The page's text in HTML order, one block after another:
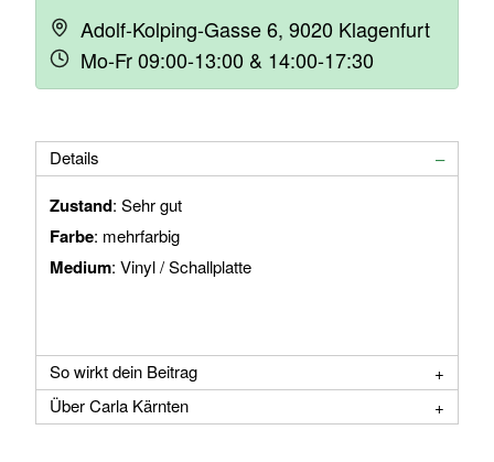
Adolf-Kolping-Gasse 6, 9020 Klagenfurt
Mo-Fr 09:00-13:00 & 14:00-17:30
Details
Zustand: Sehr gut
Farbe: mehrfarbig
Medium: Vinyl / Schallplatte
So wirkt dein Beitrag
Über Carla Kärnten